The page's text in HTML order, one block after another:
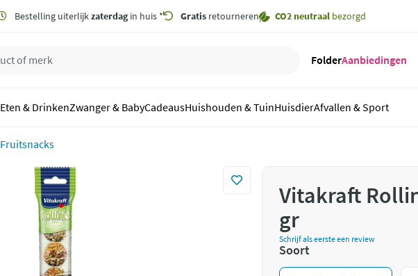
Bestelling uiterlijkzaterdagin huis * Gratis retourneren CO2 neutraal bezorgd
FolderAanbiedingen
Eten & DrinkenZwanger & BabyCadeausHuishouden & TuinHuisdierAfvallen & Sport
Fruitsnacks
Vitakraft
gr
Schrijf als eerste een review
Soort